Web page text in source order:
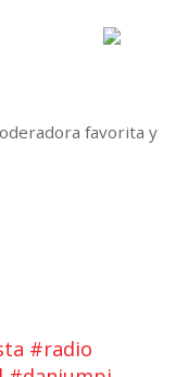
favorita y
#radio